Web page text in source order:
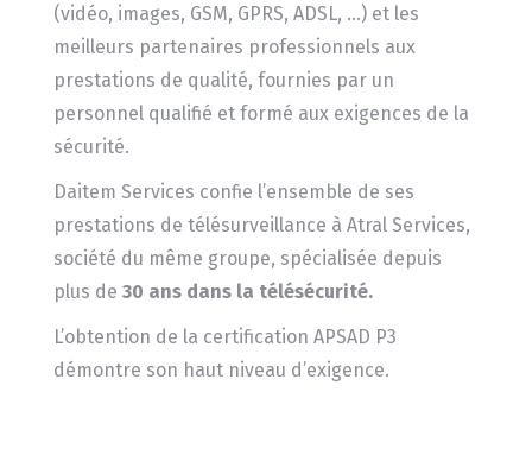
(vidéo, images, GSM, GPRS, ADSL, …) et les
meilleurs partenaires professionnels aux
prestations de qualité, fournies par un
personnel qualifié et formé aux exigences de la
sécurité.
Daitem Services confie l’ensemble de ses
prestations de télésurveillance à Atral Services,
société du même groupe, spécialisée depuis
plus de 30 ans dans la télésécurité.
L’obtention de la certification APSAD P3
démontre son haut niveau d’exigence.